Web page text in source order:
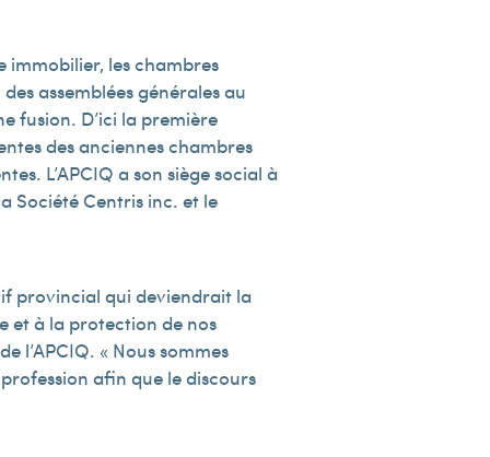
immobilier, les chambres
assemblées générales au
fusion. D’ici la première
des anciennes chambres
L’APCIQ a son siège social à
Société Centris inc. et le
provincial qui deviendrait la
et à la protection de nos
l’APCIQ. « Nous sommes
afin que le discours